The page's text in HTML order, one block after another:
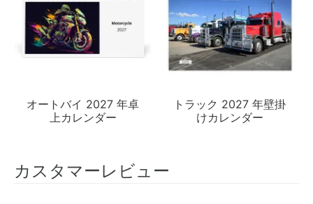
オートバイ 2027 年卓
上カレンダー
トラック 2027 年壁掛
けカレンダー
カスタマーレビュー